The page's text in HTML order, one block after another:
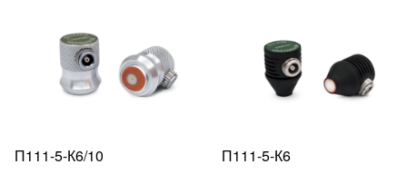
П111-5-К6/10 П111-5-К6